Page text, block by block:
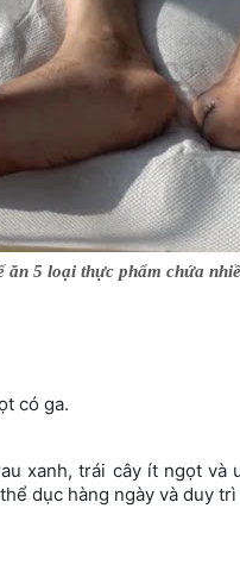
ăn 5 loại thực phẩm chứa
có ga.
xanh, trái cây ít ngọt và
dục hàng ngày và duy